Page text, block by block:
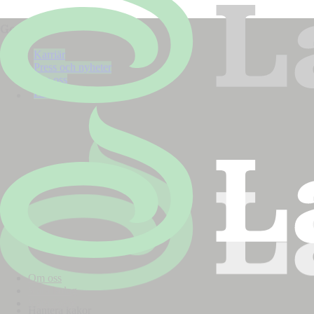
Om oss
Våra bolag
Genvägar
Karriär
Press och nyheter
Om oss
Kontakta oss